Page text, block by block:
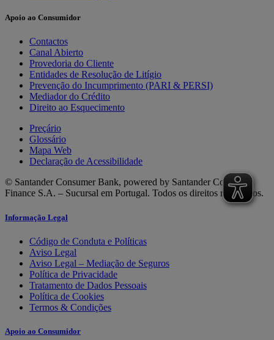
Apoio ao Consumidor
Contactos
Canal Abierto
Provedoria do Cliente
Entidades de Resolução de Litígio
Prevenção do Incumprimento (PARI & PERSI)
Mediador do Crédito
Direito ao Esquecimento
Preçário
Glossário
Mapa Web
Declaração de Acessibilidade
© Santander Consumer Bank, powered by Santander Consumer
Finance S.A. – Sucursal em Portugal. Todos os direitos reservados.
Informação Legal
Código de Conduta e Políticas
Aviso Legal
Aviso Legal – Mediação de Seguros
Política de Privacidade
Tratamento de Dados Pessoais
Política de Cookies
Termos & Condições
Apoio ao Consumidor